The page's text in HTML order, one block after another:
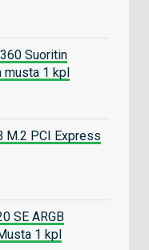
Suoritin
musta 1 kpl
M.2 PCI Express
SE ARGB
1 kpl